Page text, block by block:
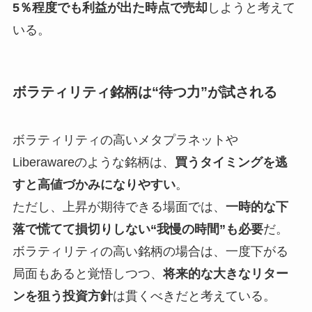
5％程度でも利益が出た時点で売却 しようと考えて
いる。
ボラティリティ銘柄は“待つ力”が試される
ボラティリティの高いメタプラネットや
Liberawareのような銘柄は、 買うタイミングを逃
すと高値づかみになりやすい。
ただし、上昇が期待できる場面では、 一時的な下
落で慌てて損切りしない“我慢の時間”も必要だ。
ボラティリティの高い銘柄の場合は、一度下がる
局面もあると覚悟しつつ、 将来的な大きなリター
ンを狙う投資方針は貫くべきだと考えている。